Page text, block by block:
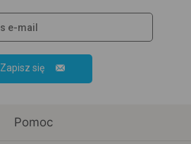
Zapisz się
Pomoc